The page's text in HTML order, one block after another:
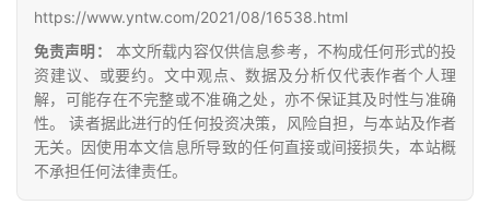
产
业
链
https://www.yntw.com/2021/08/16538.html
免责声明：
本文所载内容仅供信息参考，不构成任何形式的投
资建议、或要约。文中观点、数据及分析仅代表作者个人理
解，可能存在不完整或不准确之处，亦不保证其及时性与准确
性。 读者据此进行的任何投资决策，风险自担，与本站及作者
无关。因使用本文信息所导致的任何直接或间接损失，本站概
不承担任何法律责任。